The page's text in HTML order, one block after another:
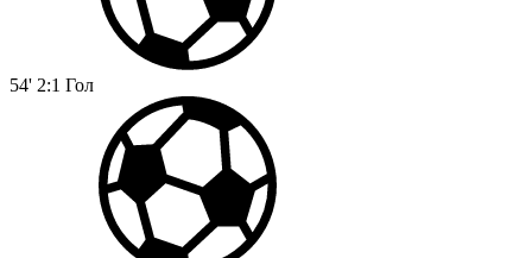
54' 2:1 Гол